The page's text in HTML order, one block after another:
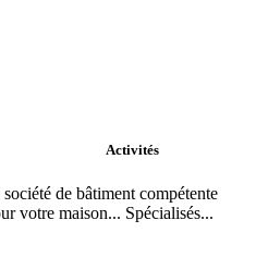
Activités
de bâtiment compétente
votre maison... Spécialisés...